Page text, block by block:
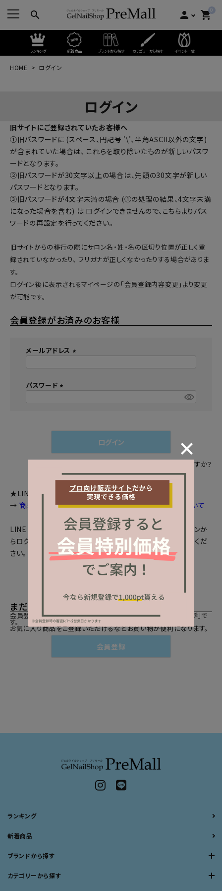
search person 0
shopping_cart
ランキング 新着商品 ブランドから探す カテゴリーから探す イベント一覧
HOME ログイン
ログイン
旧サイトにご登録されていたお客様へ
①旧パスワードに (スペース、円記号 '\'、半角ASCII以外の文字)
が含まれていた場合は、 これらを取り除いたものが新しいパスワ
ードとなります。
②旧パスワードが30文字以上の場合は、先頭の30文字が新しい
パスワードとなります。
③旧パスワードが4文字未満の場合 (①の処理の結果、4文字未満
になった場合を含む) は ログインできませんので、 こちらよりパス
ワードの再設定を行ってください。
旧サイトからの移行の際にサロン名・姓・名の区切り位置が正しく登
録されていなかったり、 フリガナが正しくなかったりする場合がありま
す。
ログイン後に表示されるマイページの「会員登録内容変更」より変更
が可能です。
会員登録がお済みのお客様
メールアドレス
)
パスワード
ログイン
パスワードをお忘れですか？
★LINEログインをご利用のお客様へお知らせ
→ 商品画面等で個数選択等が出来ない場合の対処法について
LINEとの会員連携がお済みの方は、「LINEでログイン」ボタンか
らログインしてください。まだの方は、LINEと会員連携
をしてくだ
さい。
まだご登録がお済みでないお客様
会員登録をしていただきますと、二度目のお買い物時にとても便利で
す。
お気に入り商品をご登録いただけるなどお買い物が便利になります。
会員登録
ランキング
新着商品
ブランドから探す
カテゴリーから探す